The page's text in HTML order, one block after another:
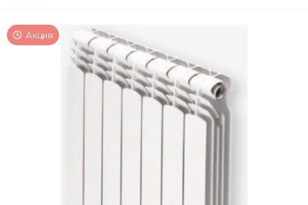
Акция